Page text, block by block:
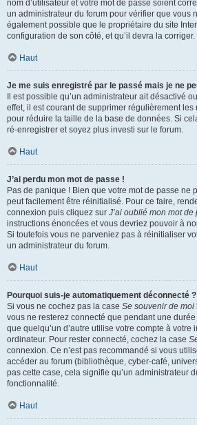
nom d’utilisateur et votre mot de passe soient
un administrateur du forum pour vérifier que vous
également possible que le propriétaire du site
configuration de son côté, et qu’il devra la corriger.
Haut
Je me suis enregistré par le passé mais je ne
Il est possible qu’un administrateur ait désactivé
effet, il est courant de supprimer régulièrement les
pour réduire la taille de la base de données. Si
ré-enregistrer et soyez plus investi sur le forum.
Haut
J’ai perdu mon mot de passe !
Pas de panique ! Bien que votre mot de passe ne
peut facilement être réinitialisé. Pour ce faire,
connexion puis cliquez sur J’ai oublié mon mot de
instructions énoncées et vous devriez pouvoir à
Si toutefois vous ne parveniez pas à réinitialiser
un administrateur du forum.
Haut
Pourquoi suis-je automatiquement déconnecté ?
Si vous ne cochez pas la case Se souvenir de moi
vous ne resterez connecté que pendant une
que quelqu’un d’autre utilise votre compte à votre
ordinateur. Pour rester connecté, cochez la case
connexion. Ce n’est pas recommandé si vous
accéder au forum (bibliothèque, cyber-café,
pas cette case, cela signifie qu’un administrateur
fonctionnalité.
Haut